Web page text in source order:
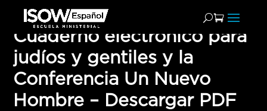
Cuaderno electrónico para
judíos y gentiles y la
Conferencia Un Nuevo
Hombre – Descargar PDF